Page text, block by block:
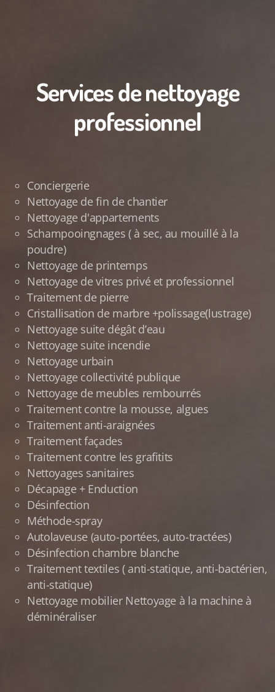
Services de nettoyage
professionnel
Conciergerie
Nettoyage de fin de chantier
Nettoyage d'appartements
Schampooingnages ( à sec, au mouillé à la
poudre)
Nettoyage de printemps
Nettoyage de vitres privé et professionnel
Traitement de pierre
Cristallisation de marbre +polissage(lustrage)
Nettoyage suite dégât d’eau
Nettoyage suite incendie
Nettoyage urbain
Nettoyage collectivité publique
Nettoyage de meubles rembourrés
Traitement contre la mousse, algues
Traitement anti-araignées
Traitement façades
Traitement contre les grafitits
Nettoyages sanitaires
Décapage + Enduction
Désinfection
Méthode-spray
Autolaveuse (auto-portées, auto-tractées)
Désinfection chambre blanche
Traitement textiles ( anti-statique, anti-bactérien,
anti-statique)
Nettoyage mobilier Nettoyage à la machine à
déminéraliser